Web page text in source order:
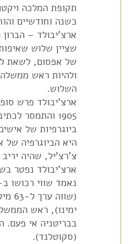
תקופת המלכה
כשנה וחודשיים
ארצ'יבולד –
שציין שלוש
של אפסום, לשאת
ולהיות ראש
השלוש.
ארצ'יבולד פרש
1905 והתמסר
ביוגרפיות של
היא הביוגרפיה של
צ'רצ'יל, שהיה יריב
ימינו), ראש
בבריטניה אי פעם.
(סקוטלנד).